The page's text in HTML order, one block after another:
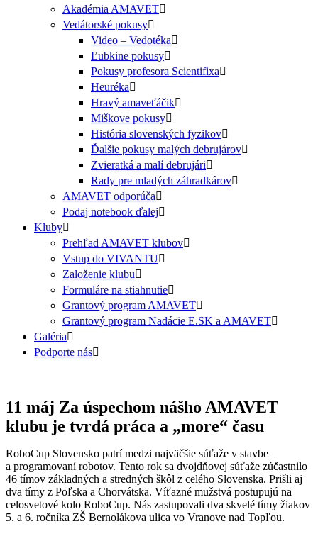
Akadémia AMAVET
Vedátorské pokusy
Video – Vedotéka
Ľubkine pokusy
Pokusy profesora Scientifixa
Heuréka
Hravý amaveťáčik
Miškove pokusy
História slovenských fyzikov
Ďalšie pokusy malých debrujárov
Zvieratká a malí debrujári
Rady pre mladých záhradkárov
AMAVET odporúča
Podaj notebook ďalej
Kluby
Prehľad AMAVET klubov
Vstup do VIVANTU
Založenie klubu
Formuláre na stiahnutie
Grantový program AMAVET
Grantový program Nadácie E.SK a AMAVET
Galéria
Podporte nás
11 máj Za úspechom nášho AMAVET
klubu je tvrdá práca a „more“ času
RoboCup Slovensko patrí medzi najväčšie súťaže v stavbe
a programovaní robotov. Tento rok sa dvojdňovej súťaže zúčastnilo
46 tímov základných a stredných škôl z celého Slovenska. Prišli aj
dva tímy z Poľska a Chorvátska. Víťazné mužstvá postupujú na
celosvetové kolo RoboCup. Nás zastupovali dva skvelé tímy žiakov
5. a 6. ročníka ZŠ Bernolákova ulica vo Vranove nad Topľou.